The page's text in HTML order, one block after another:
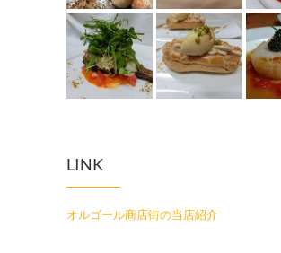
LINK
オルゴール商店街の当店紹介